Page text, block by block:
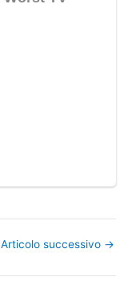
Articolo successivo →